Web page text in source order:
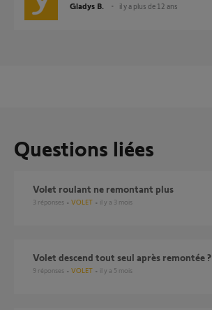
Gladys B. il y a plus de 12 ans
Questions liées
Volet roulant ne remontant plus
3 réponses VOLET il y a 3 mois
Volet descend tout seul après remontée ?
9 réponses VOLET il y a 5 mois